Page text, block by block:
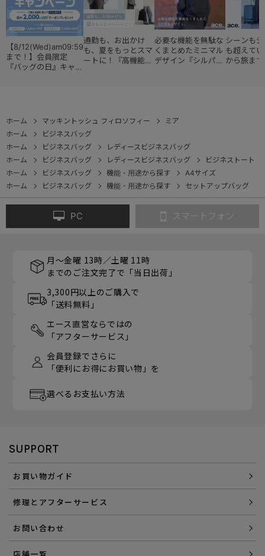
【8/12(Wed)am09:59
まで！】会員限定
『バッグの日』キャン
通勤も、お出かけ
も、夏をもっとスマ
ートに！『高機能レ
必要な機能を無駄な
くまとめたミニマル
デザイン『シルパッ
シーンも
も超えて
から旅ま
ホーム マッキントッシュ フィロソフィー
ミア
ホーム
ビジネスバッグ
ホーム
ビジネスバッグ
レディースビジネスバッグ
ホーム
ビジネスバッグ レディースビジネスバッグ
ビジネストート
ホーム
ビジネスバッグ 機能・用途から探す
A4サイズ
ホーム
ビジネスバッグ 機能・用途から探す セットアップバッグ
PC スマートフォン
月～金曜 13時／土曜 11時
までのご注文完了で「当日出荷」
3,300円以上のご購入で
「送料無料」
エース直営ならではの
「アフターサービス」
会員登録でさらに
「便利にお得にお買い物」を
選べるお支払い方法
SUPPORT
お買い物ガイド
修理とアフターサービス
お問い合わせ
店舗一覧